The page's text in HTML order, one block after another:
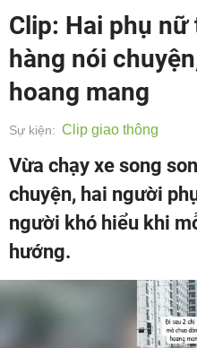
Clip: Hai phụ
hàng nói
hoang mang
Sự kiện: Clip giao thông
Vừa chạy xe song
chuyện, hai người
người khó hiểu khi
hướng.